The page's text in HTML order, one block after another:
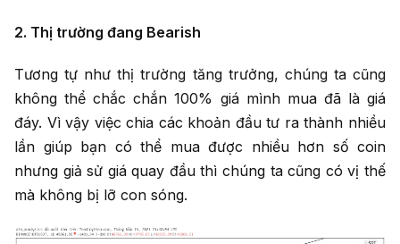
2. Thị trường đang Bearish
Tương tự như thị trường tăng trưởng, chúng ta cũng
không thể chắc chắn 100% giá mình mua đã là giá
đáy. Vì vậy việc chia các khoản đầu tư ra thành nhiều
lần giúp bạn có thể mua được nhiều hơn số coin
nhưng giả sử giá quay đầu thì chúng ta cũng có vị thế
mà không bị lỡ con sóng.